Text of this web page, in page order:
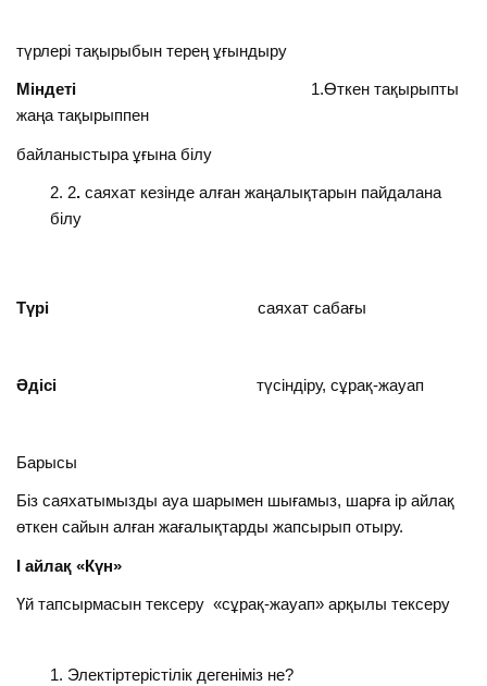
түрлері тақырыбын терең ұғындыру
Міндеті 1.Өткен тақырыпты
жаңа тақырыппен
байланыстыра ұғына білу
2. саяхат кезінде алған жаңалықтарын пайдалана
білу
Түрі саяхат сабағы
Әдісі түсіндіру, сұрақ-жауап
Барысы
Біз саяхатымызды ауа шарымен шығамыз, шарға ір айлақ
өткен сайын алған жағалықтарды жапсырып отыру.
І айлақ «Күн»
Үй тапсырмасын тексеру «сұрақ-жауап» арқылы тексеру
Электіртерістілік дегеніміз не?